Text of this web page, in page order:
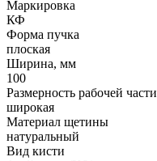
Маркировка
КФ
Форма пучка
плоская
Ширина, мм
100
Размерность рабочей части
широкая
Материал щетины
натуральный
Вид кисти